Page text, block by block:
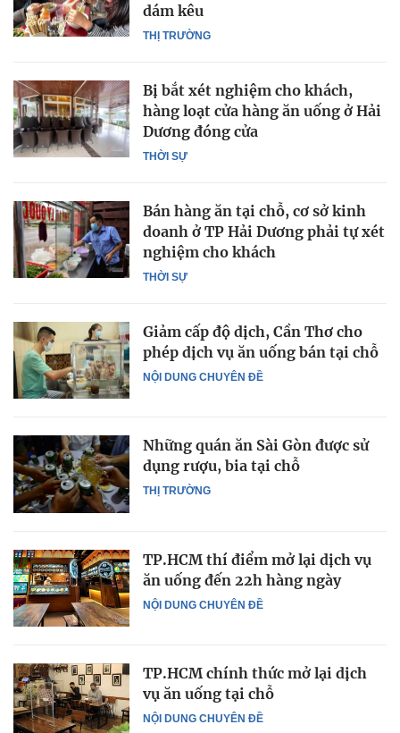
THỊ TRƯỜNG
dám kêu
THỜI SỰ
Bị bắt xét nghiệm cho khách,
hàng loạt cửa hàng ăn uống ở Hải
Dương đóng cửa
THỜI SỰ
Bán hàng ăn tại chỗ, cơ sở kinh
doanh ở TP Hải Dương phải tự xét
nghiệm cho khách
NỘI DUNG CHUYÊN ĐỀ
Giảm cấp độ dịch, Cần Thơ cho
phép dịch vụ ăn uống bán tại chỗ
THỊ TRƯỜNG
Những quán ăn Sài Gòn được sử
dụng rượu, bia tại chỗ
NỘI DUNG CHUYÊN ĐỀ
TP.HCM thí điểm mở lại dịch vụ
ăn uống đến 22h hàng ngày
NỘI DUNG CHUYÊN ĐỀ
TP.HCM chính thức mở lại dịch
vụ ăn uống tại chỗ